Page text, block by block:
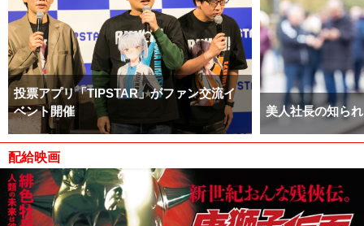
投票アプリ「TIPSTAR」がファン交流イ
ベント開催
美人社長の知ら
配給映画